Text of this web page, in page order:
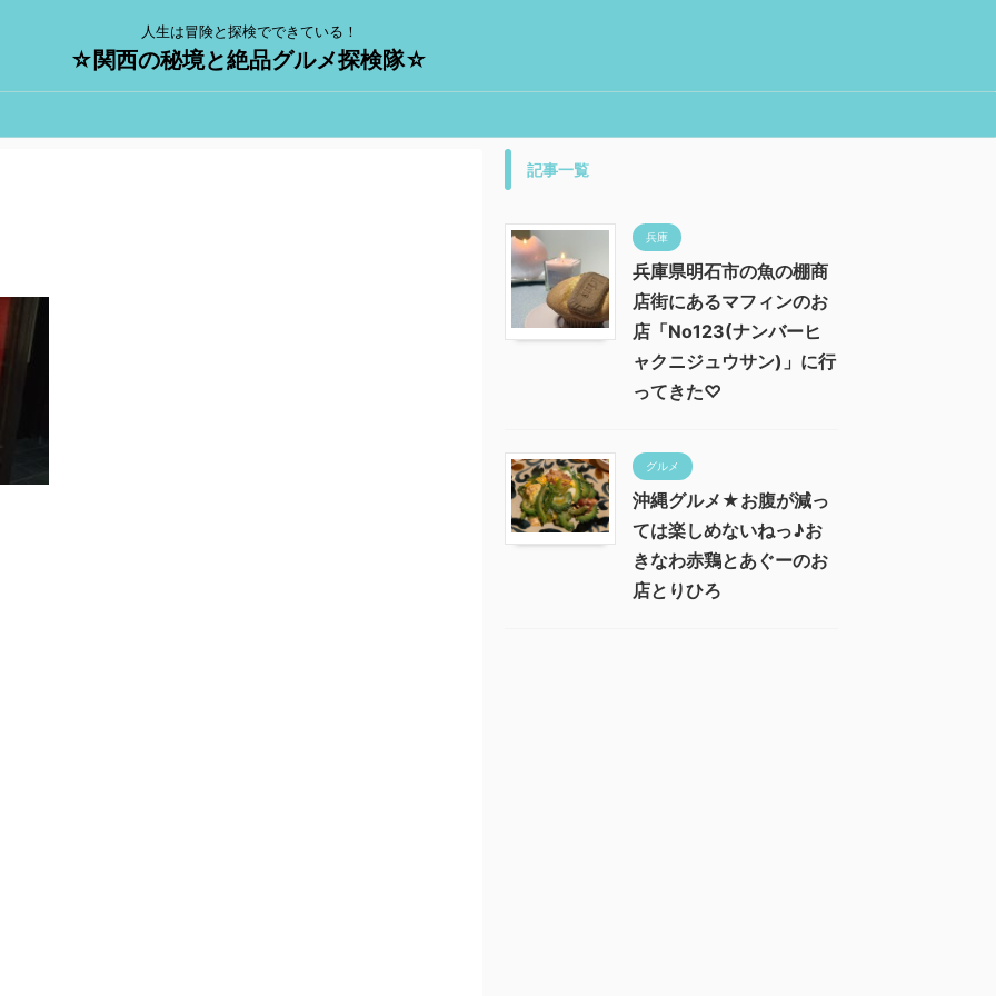
人生は冒険と探検でできている！
☆関西の秘境と絶品グルメ探検隊☆
記事一覧
兵庫
兵庫県明石市の魚の棚商
店街にあるマフィンのお
店「No123(ナンバーヒ
ャクニジュウサン)」に行
ってきた♡
グルメ
沖縄グルメ★お腹が減っ
ては楽しめないねっ♪お
きなわ赤鶏とあぐーのお
店とりひろ